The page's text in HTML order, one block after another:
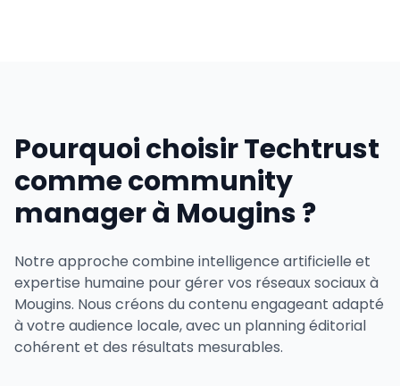
Pourquoi choisir Techtrust
comme community
manager à Mougins ?
Notre approche combine intelligence artificielle et
expertise humaine pour gérer vos réseaux sociaux à
Mougins. Nous créons du contenu engageant adapté
à votre audience locale, avec un planning éditorial
cohérent et des résultats mesurables.